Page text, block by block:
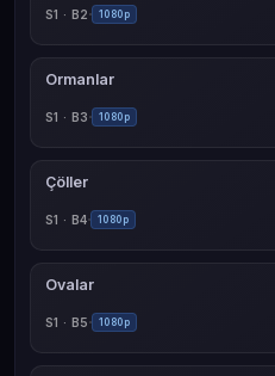
S1 · B2 1080p
Ormanlar
S1 · B3 1080p
Çöller
S1 · B4 1080p
Ovalar
S1 · B5 1080p